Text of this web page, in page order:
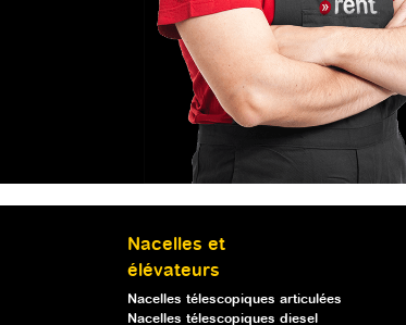
Nacelles et
élévateurs
Nacelles télescopiques articulées
Nacelles télescopiques diesel